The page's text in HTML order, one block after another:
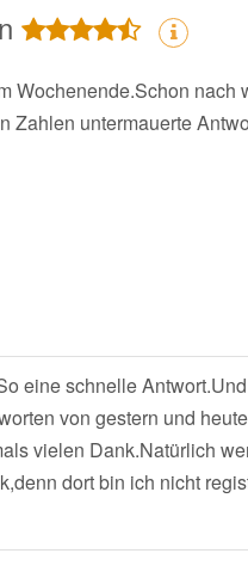
Wochenende.Schon
Zahlen untermauerte
eine schnelle
von gestern und
vielen Dank.Natürlich
dort bin ich nicht